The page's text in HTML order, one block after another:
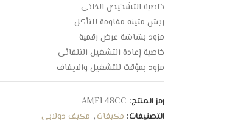
خاصية التشخيص الذاتى
ريش متينه مقاومة للتأكل
مزود بشاشة عرض رقمية
خاصية إعادة التشغيل التلقائى
مزود بمؤقت للتشغيل والايقاف
توزيع مثالى للهواء
تصميم عصرى وأنيق
تدفق قوي بعيد المدي للهواء
رمز المنتج: AMFL48CC
التصنيفات: مكيفات, مكيف دولابي